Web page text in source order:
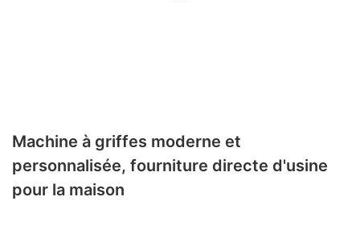
Machine à griffes moderne et
personnalisée, fourniture directe d'usine
pour la maison